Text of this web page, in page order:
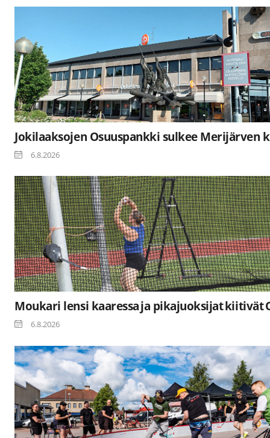
Jokilaaksojen Osuuspankki sulkee Merijärven
6.8.2026
Moukari lensi kaaressa ja pikajuoksijat kiitivät
6.8.2026